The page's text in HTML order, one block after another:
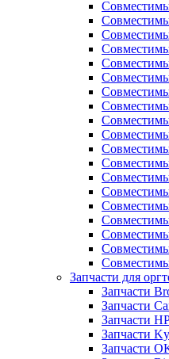
Запчасти для
Запчасти
Запчасти
Запчасти
Запчасти
Запчасти